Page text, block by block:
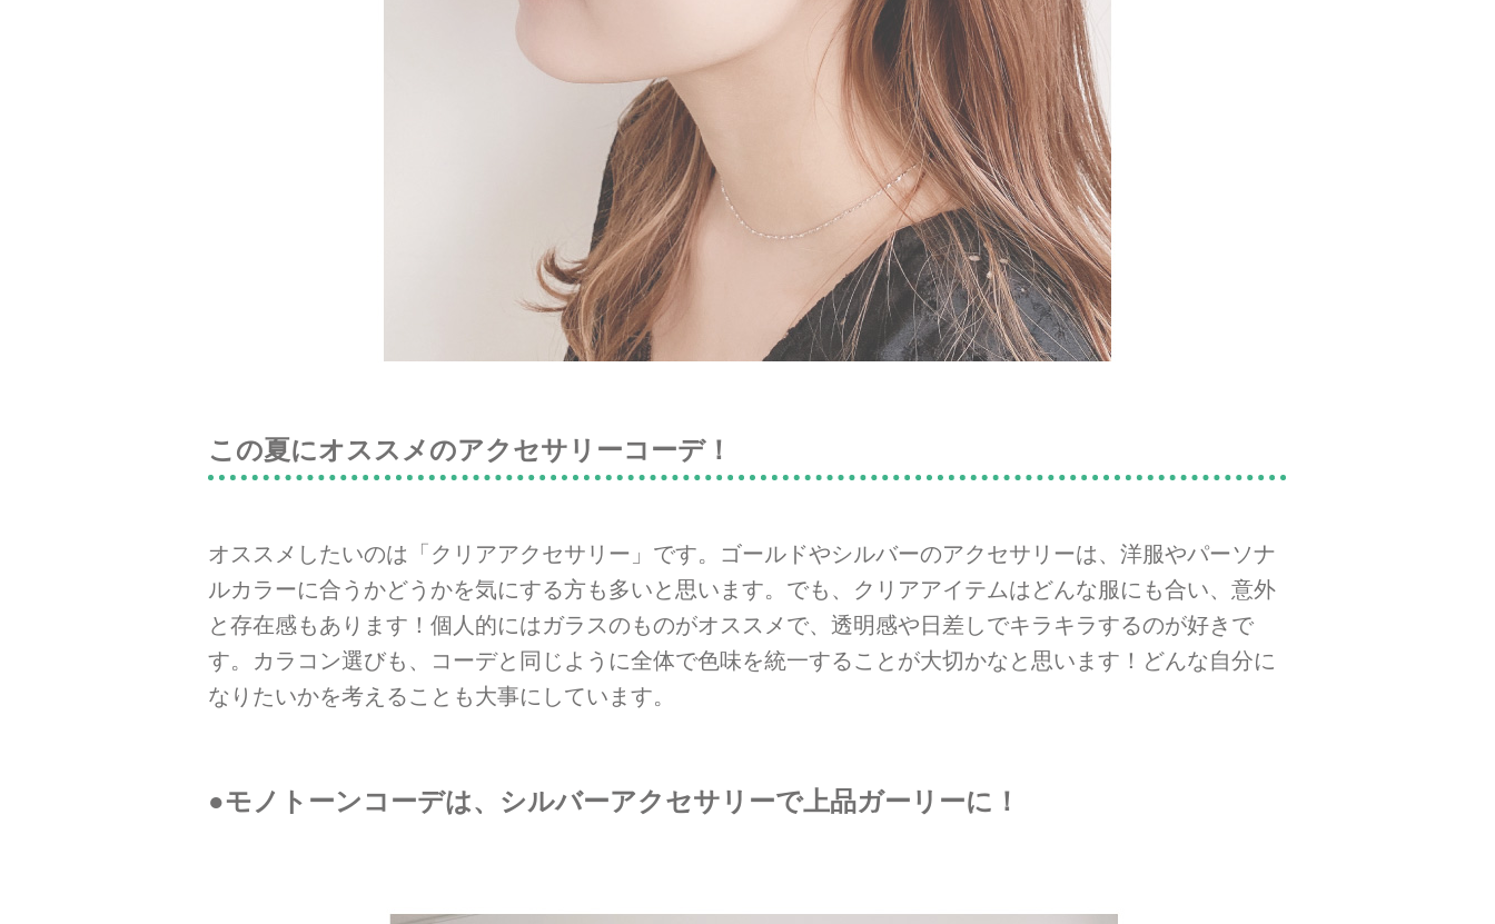
この夏にオススメのアクセサリーコーデ！
オススメしたいのは「クリアアクセサリー」です。ゴールドやシルバーのアクセサリーは、洋服やパーソナ
ルカラーに合うかどうかを気にする方も多いと思います。でも、クリアアイテムはどんな服にも合い、意外
と存在感もあります！個人的にはガラスのものがオススメで、透明感や日差しでキラキラするのが好きで
す。カラコン選びも、コーデと同じように全体で色味を統一することが大切かなと思います！どんな自分に
なりたいかを考えることも大事にしています。
●モノトーンコーデは、シルバーアクセサリーで上品ガーリーに！